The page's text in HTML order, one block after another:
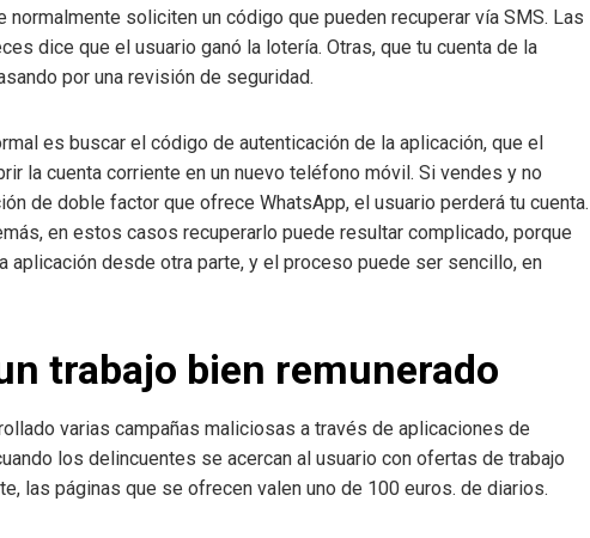
soliciten un código que pueden recuperar vía SMS. Las
dice que el usuario ganó la lotería. Otras, que tu cuenta de la
por una revisión de seguridad.
es buscar el código de autenticación de la aplicación, que el
la cuenta corriente en un nuevo teléfono móvil. Si vendes y no
de doble factor que ofrece WhatsApp, el usuario perderá tu cuenta.
en estos casos recuperarlo puede resultar complicado, porque
aplicación desde otra parte, y el proceso puede ser sencillo, en
trabajo bien remunerado
varias campañas maliciosas a través de aplicaciones de
los delincuentes se acercan al usuario con ofertas de trabajo
las páginas que se ofrecen valen uno de 100 euros. de diarios.